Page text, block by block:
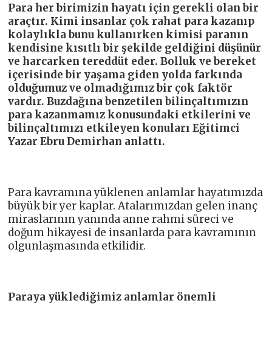
Para her birimizin hayatı için gerekli olan bir
araçtır. Kimi insanlar çok rahat para kazanıp
kolaylıkla bunu kullanırken kimisi paranın
kendisine kısıtlı bir şekilde geldiğini düşünür
ve harcarken tereddüt eder. Bolluk ve bereket
içerisinde bir yaşama giden yolda farkında
olduğumuz ve olmadığımız bir çok faktör
vardır. Buzdağına benzetilen bilinçaltımızın
para kazanmamız konusundaki etkilerini ve
bilinçaltımızı etkileyen konuları Eğitimci
Yazar Ebru Demirhan anlattı.
Para kavramına yüklenen anlamlar hayatımızda
büyük bir yer kaplar. Atalarımızdan gelen inanç
miraslarının yanında anne rahmi süreci ve
doğum hikayesi de insanlarda para kavramının
olgunlaşmasında etkilidir.
Paraya yüklediğimiz anlamlar önemli